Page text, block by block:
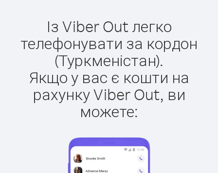
Із Viber Out легко
телефонувати за кордон
(Туркменістан).
Якщо у вас є кошти на
рахунку Viber Out, ви
можете: